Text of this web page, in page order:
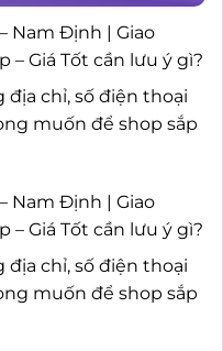
Nam Định | Giao
– Giá Tốt cần lưu ý gì?
chỉ, số điện thoại
muốn để shop sắp
Nam Định | Giao
– Giá Tốt cần lưu ý gì?
chỉ, số điện thoại
muốn để shop sắp